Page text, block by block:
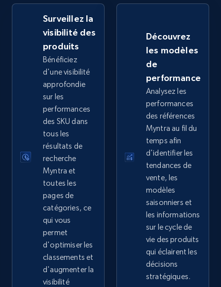
eBay - Collect records by category
URL, Product id, Title, Seller name, Seller rating,
Seller reviews, Breadcrumbs, Root category, and
2.5K+ 359+ Commencer
Google Shopping
URL, Product id, Title, Product description,
Rating, Reviews count, Images, Variations, and
more.
2.4K+ Commencer
Google Shopping - collects products from
web using keywords
Surveillez la
visibilité des
produits
Bénéficiez
d'une visibilité
approfondie
sur les
performances
des SKU dans
tous les
résultats de
recherche
Myntra et
toutes les
pages de
catégories, ce
qui vous
permet
d'optimiser les
classements et
d'augmenter la
visibilité
Découvrez
les modèles
de
performance
Analysez les
performances
des références
Myntra au fil du
temps afin
d'identifier les
tendances de
vente, les
modèles
saisonniers et
les informations
sur le cycle de
vie des produits
qui éclairent les
décisions
stratégiques.